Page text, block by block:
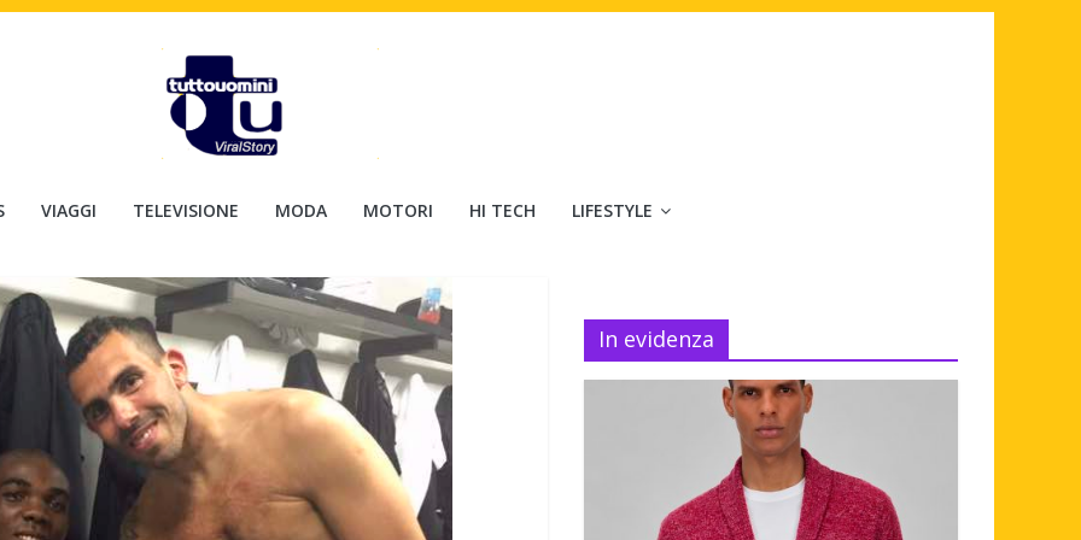
VIAGGI TELEVISIONE MODA MOTORI HI TECH LIFESTYLE
In evidenza